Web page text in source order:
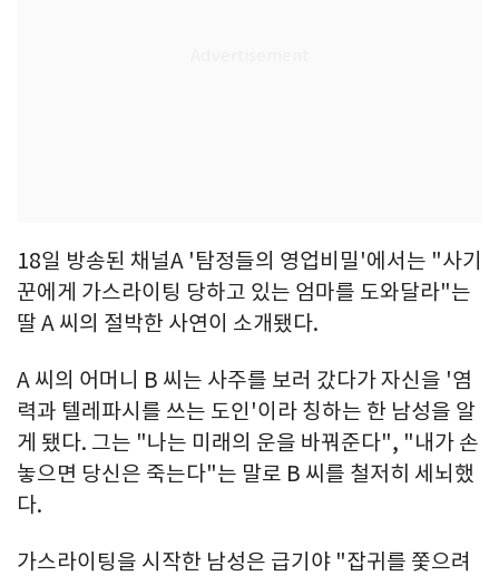
18일 방송된 채널A '탐정들의 영업비밀'에서는 "사기
꾼에게 가스라이팅 당하고 있는 엄마를 도와달라"는
딸 A 씨의 절박한 사연이 소개됐다.
A 씨의 어머니 B 씨는 사주를 보러 갔다가 자신을 '염
력과 텔레파시를 쓰는 도인'이라 칭하는 한 남성을 알
게 됐다. 그는 "나는 미래의 운을 바꿔준다", "내가 손
놓으면 당신은 죽는다"는 말로 B 씨를 철저히 세뇌했
다.
가스라이팅을 시작한 남성은 급기야 "잡귀를 쫓으려